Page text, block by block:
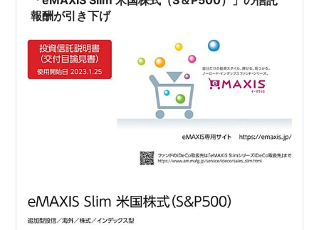
報酬が引き下げ